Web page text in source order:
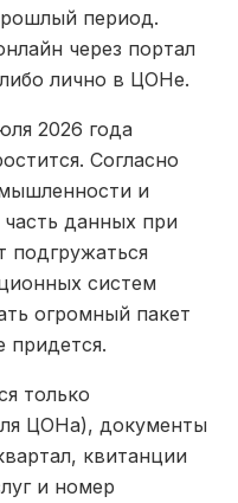
период.
через портал
лично в ЦОНе.
2026 года
Согласно
и
данных при
подгружаться
систем
огромный пакет
придется.
только
ЦОНа), документы
квитанции
и номер